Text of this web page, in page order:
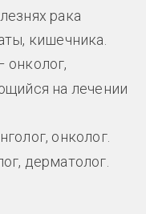
рака
кишечника.
онколог,
на лечении
онколог.
дерматолог.